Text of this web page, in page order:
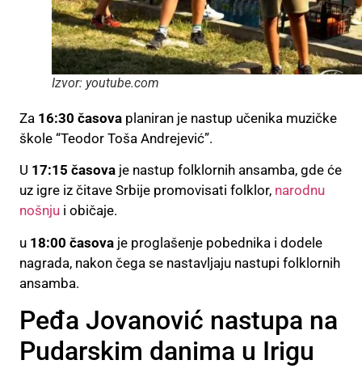
Izvor: youtube.com
Za 16:30 časova planiran je nastup učenika muzičke
škole “Teodor Toša Andrejević”.
U 17:15 časova je nastup folklornih ansamba, gde će
uz igre iz čitave Srbije promovisati folklor, narodnu
nošnju i običaje.
u 18:00 časova je proglašenje pobednika i dodele
nagrada, nakon čega se nastavljaju nastupi folklornih
ansamba.
Peđa Jovanović nastupa na
Pudarskim danima u Irigu